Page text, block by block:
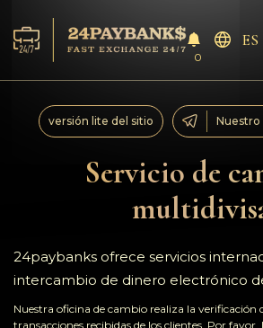
Servicios
Reservas
Para los socios
Reseñas
Reglas
0
ES
Servicio de
versión lite del sitio Nuestro
24paybanks ofrece servicios
intercambio de dinero electrónico
Nuestra oficina de cambio realiza la verificación
transacciones recibidas de los clientes. Por favor,